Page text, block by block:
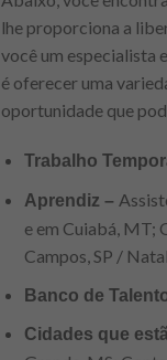
lhe proporciona a
você um especialista
é oferecer uma
oportunidade que
Trabalho
Aprendiz –
e em Cuiabá, MT;
Campos, SP /
Banco de
Cidades que